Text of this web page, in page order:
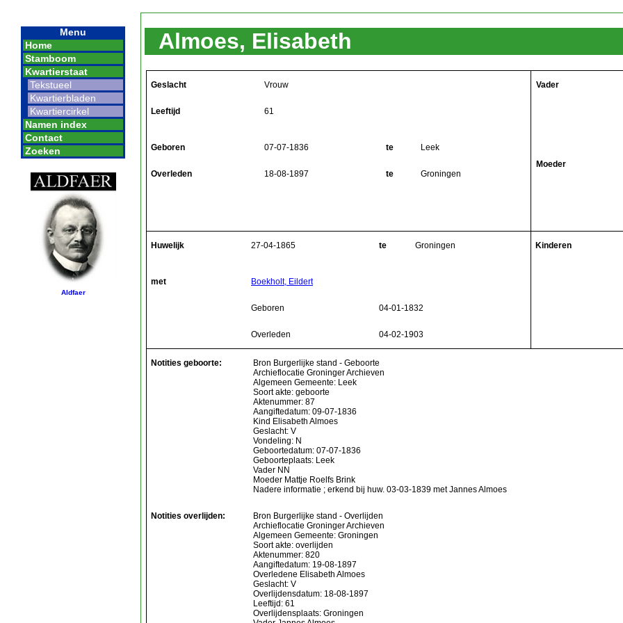
Menu
Home
Stamboom
Kwartierstaat
Tekstueel
Kwartierbladen
Kwartiercirkel
Namen index
Contact
Zoeken
Aldfaer
Almoes, Elisabeth
Geslacht Vrouw
Leeftijd 61
Geboren 07-07-1836 te Leek
Overleden 18-08-1897 te Groningen
Vader
Moeder
Huwelijk 27-04-1865 te Groningen
met Boekholt, Eildert
Geboren 04-01-1832
Overleden 04-02-1903
Kinderen
Notities geboorte:
Bron Burgerlijke stand - Geboorte
Archieflocatie Groninger Archieven
Algemeen Gemeente: Leek
Soort akte: geboorte
Aktenummer: 87
Aangiftedatum: 09-07-1836
Kind Elisabeth Almoes
Geslacht: V
Vondeling: N
Geboortedatum: 07-07-1836
Geboorteplaats: Leek
Vader NN
Moeder Mattje Roelfs Brink
Nadere informatie ; erkend bij huw. 03-03-1839 met Jannes Almoes
Notities overlijden:
Bron Burgerlijke stand - Overlijden
Archieflocatie Groninger Archieven
Algemeen Gemeente: Groningen
Soort akte: overlijden
Aktenummer: 820
Aangiftedatum: 19-08-1897
Overledene Elisabeth Almoes
Geslacht: V
Overlijdensdatum: 18-08-1897
Leeftijd: 61
Overlijdensplaats: Groningen